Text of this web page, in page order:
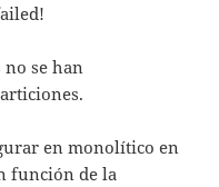
no se han
en monolítico en
función de la